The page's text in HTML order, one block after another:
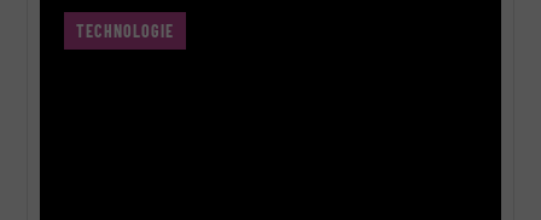
TECHNOLOGIE